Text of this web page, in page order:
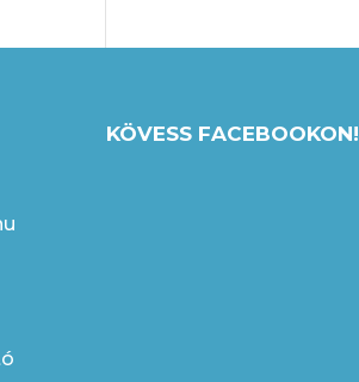
KÖVESS FACEBOOKON!